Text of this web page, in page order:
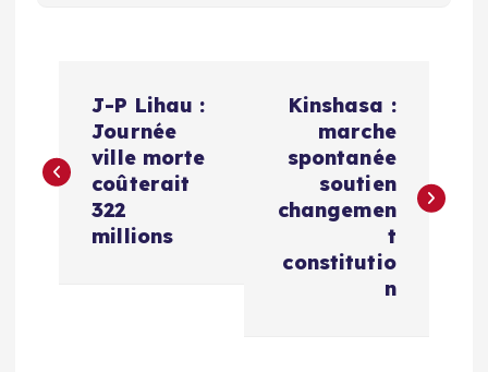
v
J-P Lihau :
Journée
ville morte
coûterait
322
millions
Kinshasa :
marche
spontanée
soutien
changemen
t
constitutio
n